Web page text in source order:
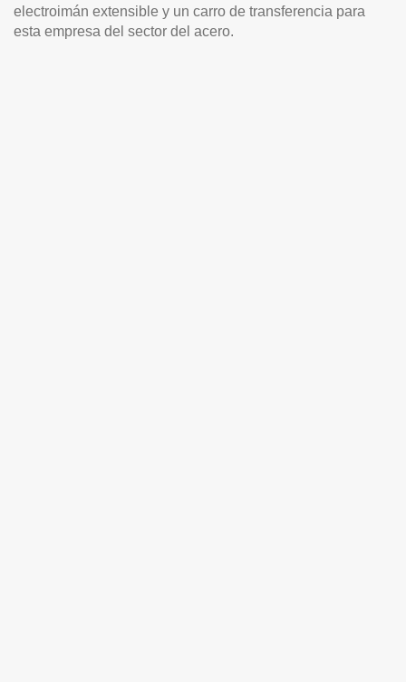
electroimán extensible y un carro de transferencia para
esta empresa del sector del acero.